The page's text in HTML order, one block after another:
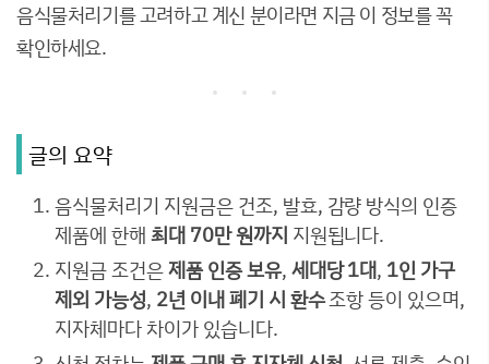
음식물처리기를 고려하고 계신 분이라면 지금 이 정보를 꼭
확인하세요.
글의 요약
음식물처리기 지원금은 건조, 발효, 감량 방식의 인증
제품에 한해 최대 70만 원까지 지원됩니다.
지원금 조건은제품 인증 보유, 세대당 1대, 1인 가구
제외 가능성, 2년 이내 폐기 시 환수조항 등이 있으며,
지자체마다 차이가 있습니다.